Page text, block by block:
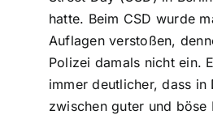
hatte. Beim CSD wurde
Auflagen verstoßen,
Polizei damals nicht ein.
immer deutlicher, dass in
zwischen guter und böse